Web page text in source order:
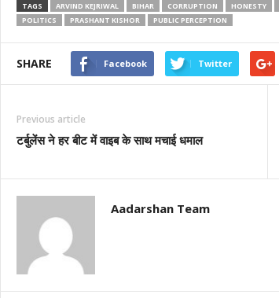
TAGS ARVIND KEJRIWAL BIHAR CORRUPTION HONESTY
POLITICS
PRASHANT KISHOR PUBLIC PERCEPTION
SHARE Facebook Twitter
Previous article
टर्बुलेंस ने हर बीट में वाइब के साथ मचाई धमाल
Aadarshan Team